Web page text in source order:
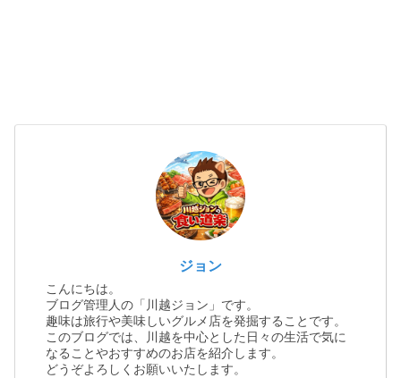
ジョン
こんにちは。
ブログ管理人の「川越ジョン」です。
趣味は旅行や美味しいグルメ店を発掘することです。
このブログでは、川越を中心とした日々の生活で気に
なることやおすすめのお店を紹介します。
どうぞよろしくお願いいたします。